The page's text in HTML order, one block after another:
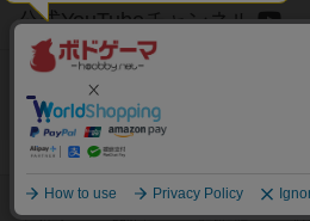
公式YouTubeチャンネル